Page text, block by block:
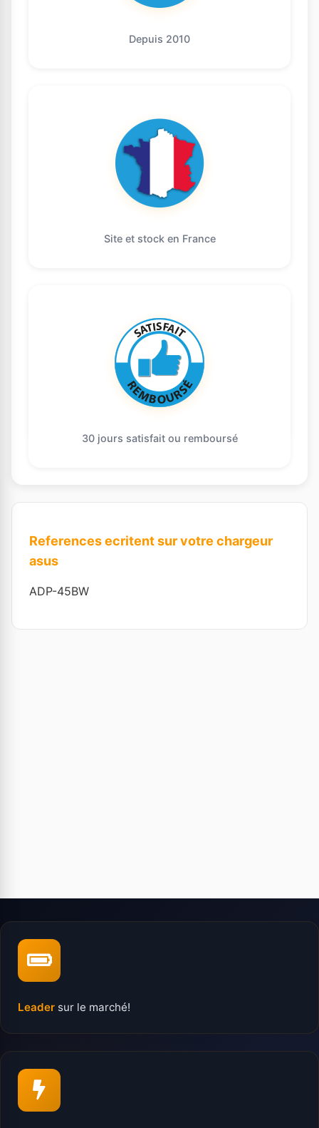
Depuis 2010
Site et stock en France
30 jours satisfait ou remboursé
References ecritent sur votre chargeur
asus
ADP-45BW
Leader sur le marché!